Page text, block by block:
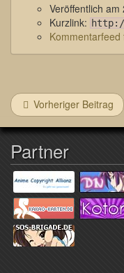
Veröffentlich am
Kurzlink:
Vorheriger Beitrag
Partner